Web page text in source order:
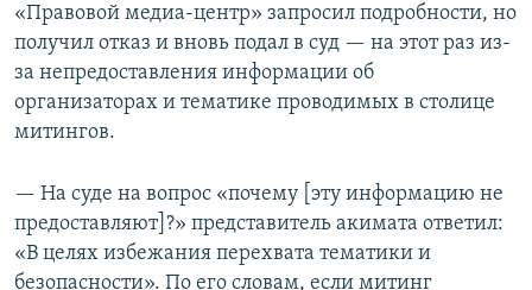
«Правовой медиа-центр» запросил подробности, но
получил отказ и вновь подал в суд — на этот раз из-
за непредоставления информации об
организаторах и тематике проводимых в столице
митингов.
— На суде на вопрос «почему [эту информацию не
предоставляют]?» представитель акимата ответил:
«В целях избежания перехвата тематики и
безопасности». По его словам, если митинг